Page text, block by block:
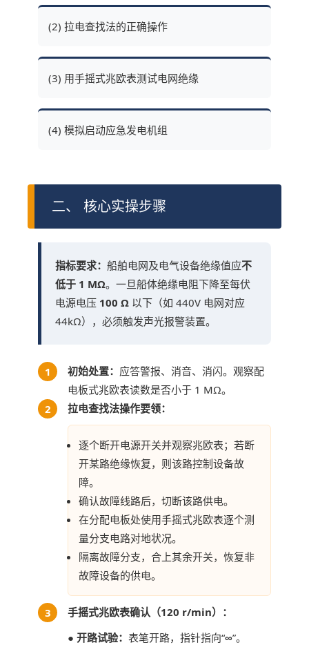
(2) 拉电查找法的正确操作
(3) 用手摇式兆欧表测试电网绝缘
(4) 模拟启动应急发电机组
二、 核心实操步骤
指标要求： 船舶电网及电气设备绝缘值应不
低于 1 MΩ。一旦船体绝缘电阻下降至每伏
电源电压 100 Ω 以下（如 440V 电网对应
44kΩ），必须触发声光报警装置。
1 初始处置： 应答警报、消音、消闪。观察配
电板式兆欧表读数是否小于 1 MΩ。
2
拉电查找法操作要领：
逐个断开电源开关并观察兆欧表；若断
开某路绝缘恢复，则该路控制设备故
障。
确认故障线路后，切断该路供电。
在分配电板处使用手摇式兆欧表逐个测
量分支电路对地状况。
隔离故障分支，合上其余开关，恢复非
故障设备的供电。
3
手摇式兆欧表确认（120 r/min）：
● 开路试验： 表笔开路，指针指向“∞”。